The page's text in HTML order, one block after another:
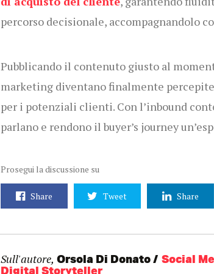
percorso decisionale, accompagnandolo
Pubblicando il contenuto giusto al
marketing diventano finalmente
per i potenziali clienti. Con l’inbound
parlano e rendono il buyer’s journey
Prosegui la discussione su
Share Tweet Share
Sull'autore, Orsola Di Donato
Social
Digital Storyteller